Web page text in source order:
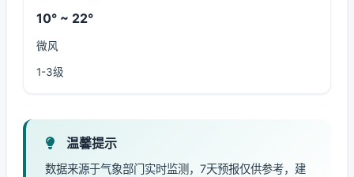
10° ~ 22°
微风
1-3级
温馨提示
数据来源于气象部门实时监测，7天预报仅供参考，建